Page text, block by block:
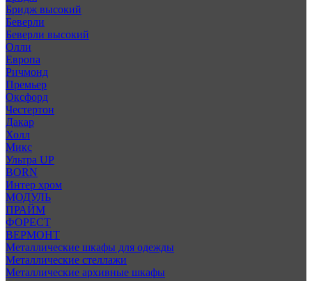
Бридж высокий
Беверли
Беверли высокий
Олли
Европа
Ричмонд
Премьер
Оксфорд
Честертон
Дакар
Холл
Микс
Ультра UP
BORN
Интер хром
МОДУЛЬ
ПРАЙМ
ФОРЕСТ
ВЕРМОНТ
Металлические шкафы для одежды
Металлические стеллажи
Металлические архивные шкафы